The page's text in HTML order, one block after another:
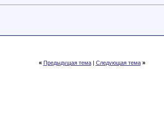
« Предыдущая тема| Следующая тема »